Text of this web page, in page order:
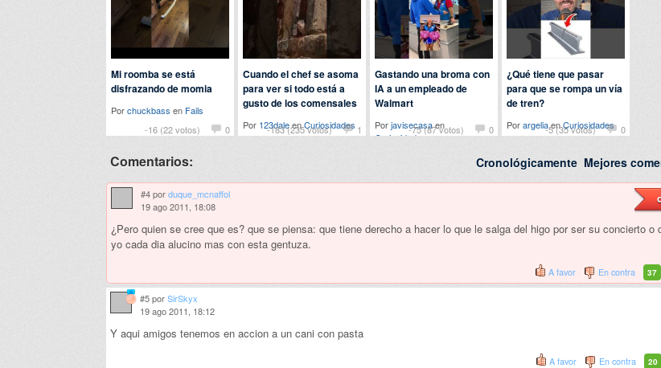
-16 (22 votos) 0
Mi roomba se está
disfrazando de momia
Porchuckbass en Fails
-183 (235 votos)
1
Cuando el chef se asoma
para ver si todo está a
gusto de los comensales
Por 123daleenCuriosidades -75 (87 votos) 0
Gastando una broma con
IA a un empleado de
Walmart
Porjavisecasaen
Curiosidades
-5 (35 votos) 0
¿Qué tiene que pasar
para que se rompa un vía
de tren?
PorargeliaenCuriosidades
Comentarios: Mejores
Cronológicamente
#4 porduque_mcnaffol
19 ago 2011, 18:08
¿Pero quien se cree que es? que se piensa: que tiene derecho a hacer lo que le salga del higo por ser su concierto o
yo cada dia alucino mas con esta gentuza.
A favor En contra 37
#5 porSirSkyx
19 ago 2011, 18:12
Y aqui amigos tenemos en accion a un cani con pasta
A favor En contra 20